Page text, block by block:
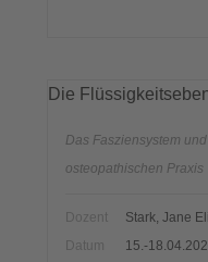
Die
Das Fasziensystem
osteopathischen Praxis
Dozent
Stark, Jane
Datum
15.-